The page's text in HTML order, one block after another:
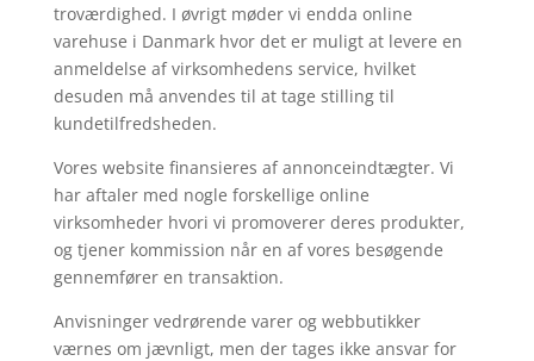
troværdighed. I øvrigt møder vi endda online
varehuse i Danmark hvor det er muligt at levere en
anmeldelse af virksomhedens service, hvilket
desuden må anvendes til at tage stilling til
kundetilfredsheden.
Vores website finansieres af annonceindtægter. Vi
har aftaler med nogle forskellige online
virksomheder hvori vi promoverer deres produkter,
og tjener kommission når en af vores besøgende
gennemfører en transaktion.
Anvisninger vedrørende varer og webbutikker
værnes om jævnligt, men der tages ikke ansvar for